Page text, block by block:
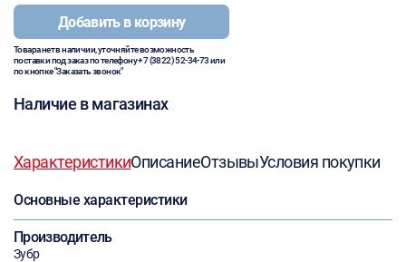
Добавить в корзину
Товара нет в наличии, уточняйте возможность
поставки под заказ по телефону+7 (3822) 52-34-73или
по кнопке "Заказать звонок"
Наличие в магазинах
ХарактеристикиОписаниеОтзывыУсловия покупки
Основные характеристики
Производитель
Зубр